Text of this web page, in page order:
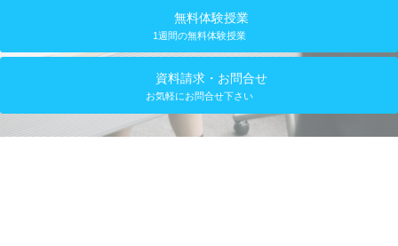
無料体験授業
1週間の無料体験授業
資料請求・お問合せ
お気軽にお問合せ下さい